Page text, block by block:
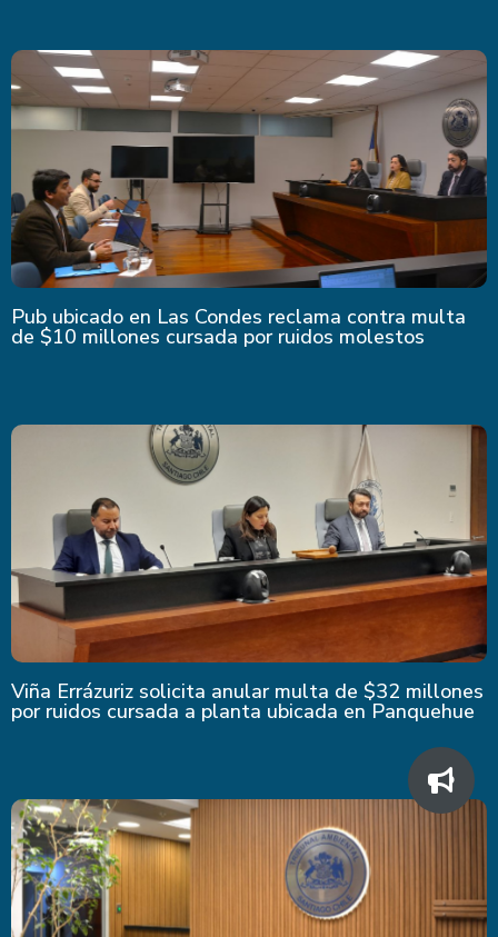
Pub ubicado en Las Condes reclama contra multa
de $10 millones cursada por ruidos molestos
Viña Errázuriz solicita anular multa de $32 millones
por ruidos cursada a planta ubicada en Panquehue